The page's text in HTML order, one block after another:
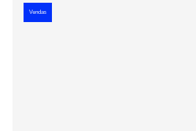
Vendas